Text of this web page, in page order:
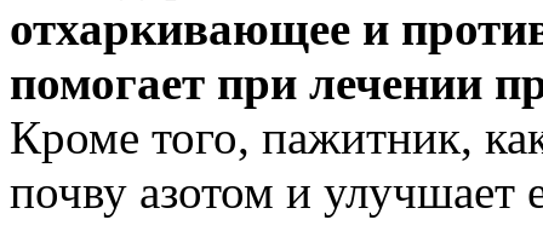
отхаркивающее и
помогает при лечении
Кроме того, пажитник,
почву азотом и улучшает